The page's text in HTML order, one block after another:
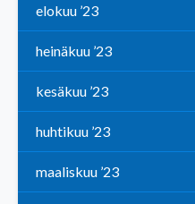
elokuu ’23
heinäkuu ’23
kesäkuu ’23
huhtikuu ’23
maaliskuu ’23